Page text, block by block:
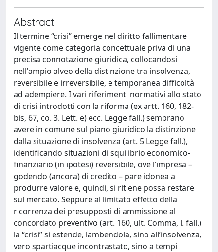
Abstract
Il termine “crisi” emerge nel diritto fallimentare
vigente come categoria concettuale priva di una
precisa connotazione giuridica, collocandosi
nell'ampio alveo della distinzione tra insolvenza,
reversibile e irreversibile, e temporanea difficoltà
ad adempiere. I vari riferimenti normativi allo stato
di crisi introdotti con la riforma (ex artt. 160, 182-
bis, 67, co. 3. Lett. e) ecc. Legge fall.) sembrano
avere in comune sul piano giuridico la distinzione
dalla situazione di insolvenza (art. 5 Legge fall.),
identificando situazioni di squilibrio economico-
finanziario (in ipotesi) reversibile, ove l’impresa –
godendo (ancora) di credito – pare idonea a
produrre valore e, quindi, si ritiene possa restare
sul mercato. Seppure al limitato effetto della
ricorrenza dei presupposti di ammissione al
concordato preventivo (art. 160, ult. Comma, l. fall.)
la “crisi” si estende, lambendola, sino all’insolvenza,
vero spartiacque incontrastato, sino a tempi